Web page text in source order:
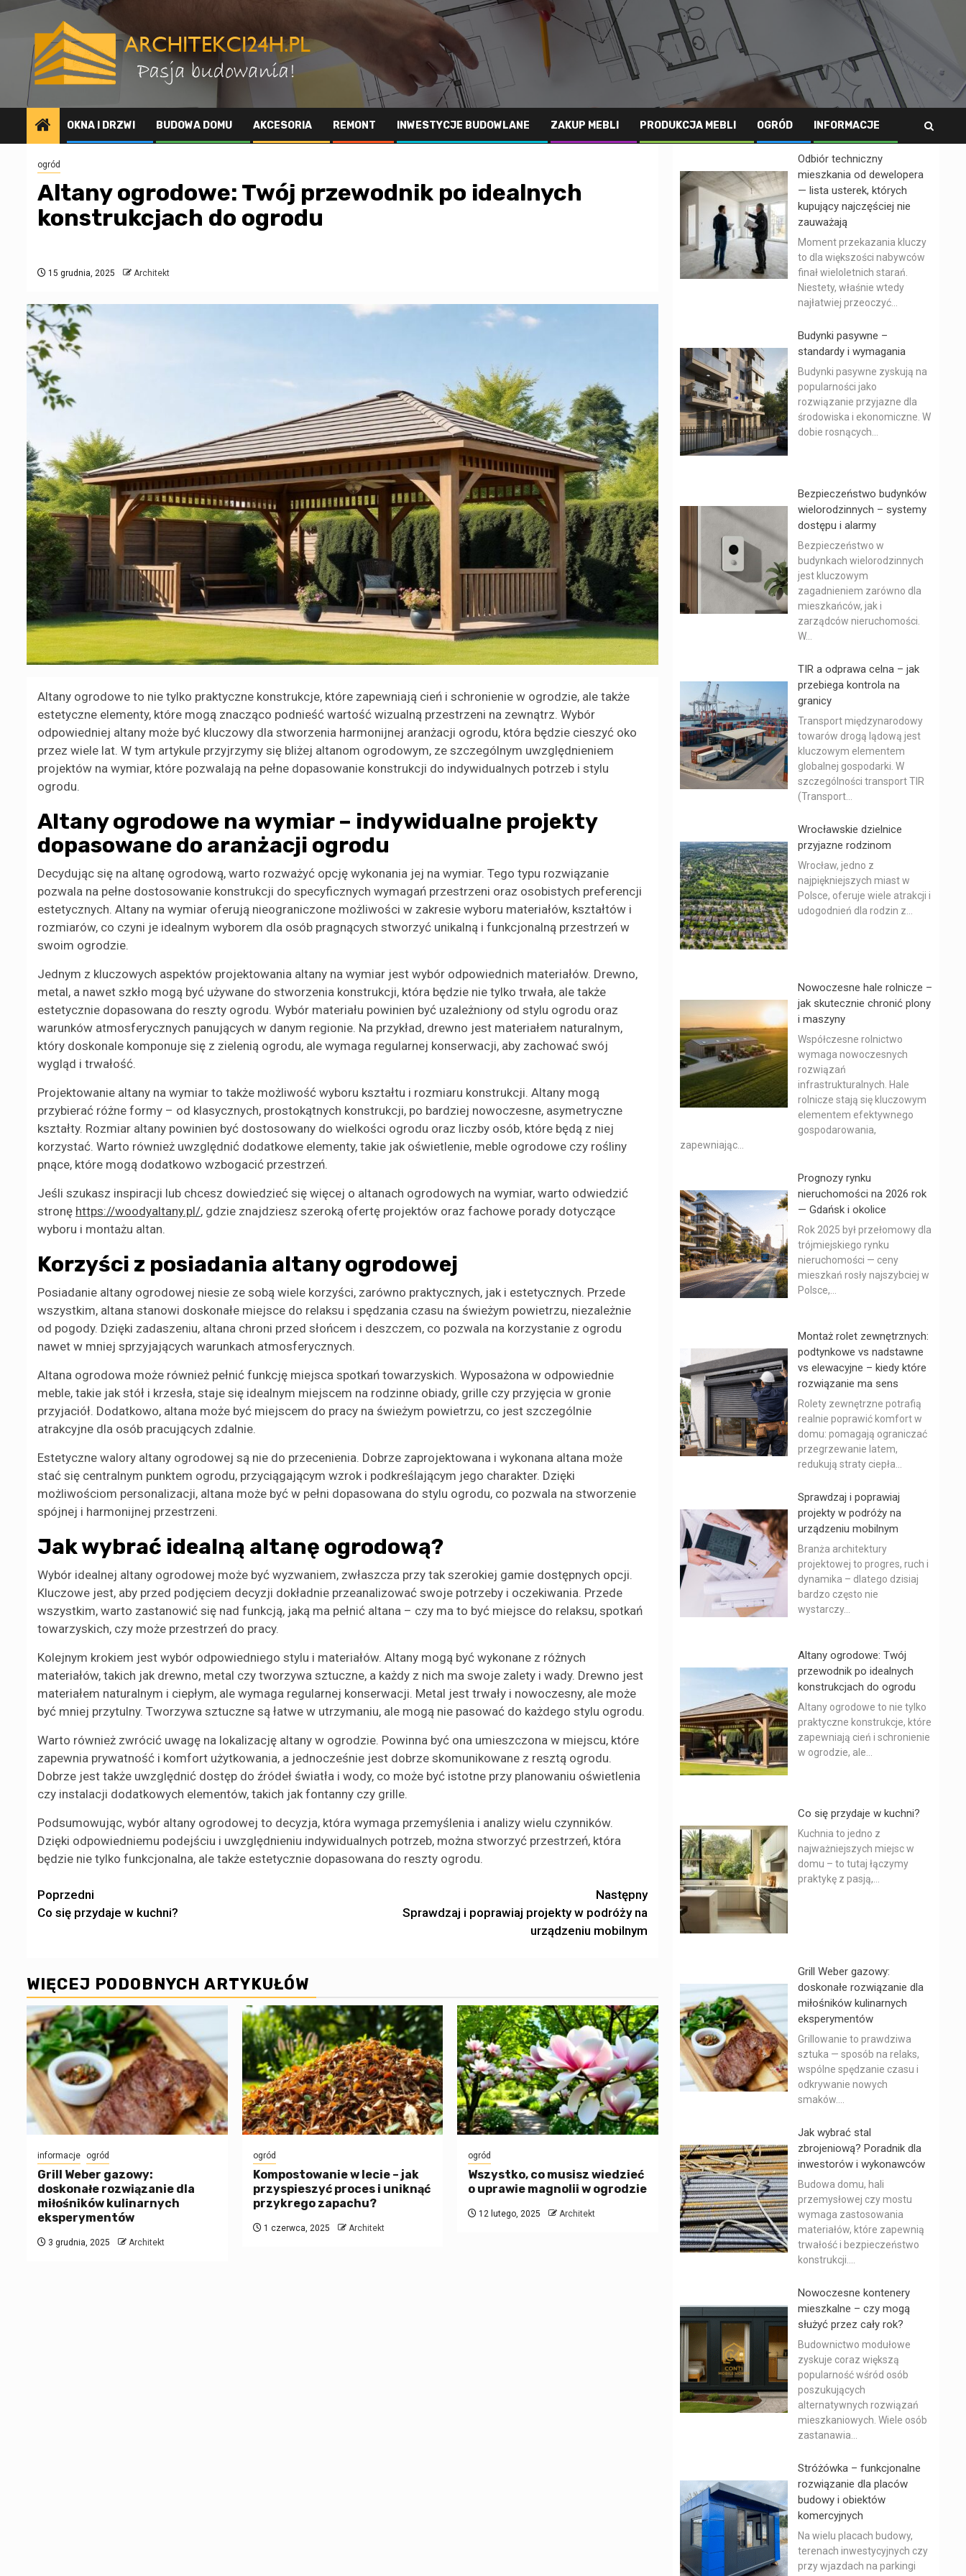
Przejdź
OKNA I DRZWI BUDOWA DOMU AKCESORIA REMONT INWESTYCJE BUDOWLANE ZAKUP MEBLI PRODUKCJA MEBLI OGRÓD INFORMACJE
ogród
Altany ogrodowe: Twój przewodnik po idealnych
konstrukcjach do ogrodu
15 grudnia, 2025 Architekt
Altany ogrodowe to nie tylko praktyczne konstrukcje, które zapewniają cień i schronienie w ogrodzie, ale także
estetyczne elementy, które mogą znacząco podnieść wartość wizualną przestrzeni na zewnątrz. Wybór
odpowiedniej altany może być kluczowy dla stworzenia harmonijnej aranżacji ogrodu, która będzie cieszyć oko
przez wiele lat. W tym artykule przyjrzymy się bliżej altanom ogrodowym, ze szczególnym uwzględnieniem
projektów na wymiar, które pozwalają na pełne dopasowanie konstrukcji do indywidualnych potrzeb i stylu
ogrodu.
Altany ogrodowe na wymiar – indywidualne projekty
dopasowane do aranżacji ogrodu
Decydując się na altanę ogrodową, warto rozważyć opcję wykonania jej na wymiar. Tego typu rozwiązanie
pozwala na pełne dostosowanie konstrukcji do specyficznych wymagań przestrzeni oraz osobistych preferencji
estetycznych. Altany na wymiar oferują nieograniczone możliwości w zakresie wyboru materiałów, kształtów i
rozmiarów, co czyni je idealnym wyborem dla osób pragnących stworzyć unikalną i funkcjonalną przestrzeń w
swoim ogrodzie.
Jednym z kluczowych aspektów projektowania altany na wymiar jest wybór odpowiednich materiałów. Drewno,
metal, a nawet szkło mogą być używane do stworzenia konstrukcji, która będzie nie tylko trwała, ale także
estetycznie dopasowana do reszty ogrodu. Wybór materiału powinien być uzależniony od stylu ogrodu oraz
warunków atmosferycznych panujących w danym regionie. Na przykład, drewno jest materiałem naturalnym,
który doskonale komponuje się z zielenią ogrodu, ale wymaga regularnej konserwacji, aby zachować swój
wygląd i trwałość.
Projektowanie altany na wymiar to także możliwość wyboru kształtu i rozmiaru konstrukcji. Altany mogą
przybierać różne formy – od klasycznych, prostokątnych konstrukcji, po bardziej nowoczesne, asymetryczne
kształty. Rozmiar altany powinien być dostosowany do wielkości ogrodu oraz liczby osób, które będą z niej
korzystać. Warto również uwzględnić dodatkowe elementy, takie jak oświetlenie, meble ogrodowe czy rośliny
pnące, które mogą dodatkowo wzbogacić przestrzeń.
Jeśli szukasz inspiracji lub chcesz dowiedzieć się więcej o altanach ogrodowych na wymiar, warto odwiedzić
stronę https://woodyaltany.pl/, gdzie znajdziesz szeroką ofertę projektów oraz fachowe porady dotyczące
wyboru i montażu altan.
Korzyści z posiadania altany ogrodowej
Posiadanie altany ogrodowej niesie ze sobą wiele korzyści, zarówno praktycznych, jak i estetycznych. Przede
wszystkim, altana stanowi doskonałe miejsce do relaksu i spędzania czasu na świeżym powietrzu, niezależnie
od pogody. Dzięki zadaszeniu, altana chroni przed słońcem i deszczem, co pozwala na korzystanie z ogrodu
nawet w mniej sprzyjających warunkach atmosferycznych.
Altana ogrodowa może również pełnić funkcję miejsca spotkań towarzyskich. Wyposażona w odpowiednie
meble, takie jak stół i krzesła, staje się idealnym miejscem na rodzinne obiady, grille czy przyjęcia w gronie
przyjaciół. Dodatkowo, altana może być miejscem do pracy na świeżym powietrzu, co jest szczególnie
atrakcyjne dla osób pracujących zdalnie.
Estetyczne walory altany ogrodowej są nie do przecenienia. Dobrze zaprojektowana i wykonana altana może
stać się centralnym punktem ogrodu, przyciągającym wzrok i podkreślającym jego charakter. Dzięki
możliwościom personalizacji, altana może być w pełni dopasowana do stylu ogrodu, co pozwala na stworzenie
spójnej i harmonijnej przestrzeni.
Jak wybrać idealną altanę ogrodową?
Wybór idealnej altany ogrodowej może być wyzwaniem, zwłaszcza przy tak szerokiej gamie dostępnych opcji.
Kluczowe jest, aby przed podjęciem decyzji dokładnie przeanalizować swoje potrzeby i oczekiwania. Przede
wszystkim, warto zastanowić się nad funkcją, jaką ma pełnić altana – czy ma to być miejsce do relaksu, spotkań
towarzyskich, czy może przestrzeń do pracy.
Kolejnym krokiem jest wybór odpowiedniego stylu i materiałów. Altany mogą być wykonane z różnych
materiałów, takich jak drewno, metal czy tworzywa sztuczne, a każdy z nich ma swoje zalety i wady. Drewno jest
materiałem naturalnym i ciepłym, ale wymaga regularnej konserwacji. Metal jest trwały i nowoczesny, ale może
być mniej przytulny. Tworzywa sztuczne są łatwe w utrzymaniu, ale mogą nie pasować do każdego stylu ogrodu.
Warto również zwrócić uwagę na lokalizację altany w ogrodzie. Powinna być ona umieszczona w miejscu, które
zapewnia prywatność i komfort użytkowania, a jednocześnie jest dobrze skomunikowane z resztą ogrodu.
Dobrze jest także uwzględnić dostęp do źródeł światła i wody, co może być istotne przy planowaniu oświetlenia
czy instalacji dodatkowych elementów, takich jak fontanny czy grille.
Podsumowując, wybór altany ogrodowej to decyzja, która wymaga przemyślenia i analizy wielu czynników.
Dzięki odpowiedniemu podejściu i uwzględnieniu indywidualnych potrzeb, można stworzyć przestrzeń, która
będzie nie tylko funkcjonalna, ale także estetycznie dopasowana do reszty ogrodu.
Zobacz
wpisy
Poprzedni
Co się przydaje w kuchni?
Następny
Sprawdzaj i poprawiaj projekty w podróży na
urządzeniu mobilnym
WIĘCEJ PODOBNYCH ARTYKUŁÓW
informacje ogród
Grill Weber gazowy:
doskonałe rozwiązanie dla
miłośników kulinarnych
eksperymentów
3 grudnia, 2025 Architekt
ogród
Kompostowanie w lecie – jak
przyspieszyć proces i uniknąć
przykrego zapachu?
1 czerwca, 2025 Architekt
ogród
Wszystko, co musisz wiedzieć
o uprawie magnolii w ogrodzie
12 lutego, 2025 Architekt
Odbiór techniczny
mieszkania od dewelopera
— lista usterek, których
kupujący najczęściej nie
zauważają
Moment przekazania kluczy
to dla większości nabywców
finał wieloletnich starań.
Niestety, właśnie wtedy
najłatwiej przeoczyć...
Budynki pasywne –
standardy i wymagania
Budynki pasywne zyskują na
popularności jako
rozwiązanie przyjazne dla
środowiska i ekonomiczne. W
dobie rosnących...
Bezpieczeństwo budynków
wielorodzinnych – systemy
dostępu i alarmy
Bezpieczeństwo w
budynkach wielorodzinnych
jest kluczowym
zagadnieniem zarówno dla
mieszkańców, jak i
zarządców nieruchomości.
W...
TIR a odprawa celna – jak
przebiega kontrola na
granicy
Transport międzynarodowy
towarów drogą lądową jest
kluczowym elementem
globalnej gospodarki. W
szczególności transport TIR
(Transport...
Wrocławskie dzielnice
przyjazne rodzinom
Wrocław, jedno z
najpiękniejszych miast w
Polsce, oferuje wiele atrakcji i
udogodnień dla rodzin z...
Nowoczesne hale rolnicze –
jak skutecznie chronić plony
i maszyny
Współczesne rolnictwo
wymaga nowoczesnych
rozwiązań
infrastrukturalnych. Hale
rolnicze stają się kluczowym
elementem efektywnego
gospodarowania,
zapewniając...
Prognozy rynku
nieruchomości na 2026 rok
— Gdańsk i okolice
Rok 2025 był przełomowy dla
trójmiejskiego rynku
nieruchomości — ceny
mieszkań rosły najszybciej w
Polsce,...
Montaż rolet zewnętrznych:
podtynkowe vs nadstawne
vs elewacyjne – kiedy które
rozwiązanie ma sens
Rolety zewnętrzne potrafią
realnie poprawić komfort w
domu: pomagają ograniczać
przegrzewanie latem,
redukują straty ciepła...
Sprawdzaj i poprawiaj
projekty w podróży na
urządzeniu mobilnym
Branża architektury
projektowej to progres, ruch i
dynamika – dlatego dzisiaj
bardzo często nie
wystarczy...
Altany ogrodowe: Twój
przewodnik po idealnych
konstrukcjach do ogrodu
Altany ogrodowe to nie tylko
praktyczne konstrukcje, które
zapewniają cień i schronienie
w ogrodzie, ale...
Co się przydaje w kuchni?
Kuchnia to jedno z
najważniejszych miejsc w
domu – to tutaj łączymy
praktykę z pasją,...
Grill Weber gazowy:
doskonałe rozwiązanie dla
miłośników kulinarnych
eksperymentów
Grillowanie to prawdziwa
sztuka — sposób na relaks,
wspólne spędzanie czasu i
odkrywanie nowych
smaków....
Jak wybrać stal
zbrojeniową? Poradnik dla
inwestorów i wykonawców
Budowa domu, hali
przemysłowej czy mostu
wymaga zastosowania
materiałów, które zapewnią
trwałość i bezpieczeństwo
konstrukcji....
Nowoczesne kontenery
mieszkalne – czy mogą
służyć przez cały rok?
Budownictwo modułowe
zyskuje coraz większą
popularność wśród osób
poszukujących
alternatywnych rozwiązań
mieszkaniowych. Wiele osób
zastanawia...
Stróżówka – funkcjonalne
rozwiązanie dla placów
budowy i obiektów
komercyjnych
Na wielu placach budowy,
terenach inwestycyjnych czy
przy wjazdach na parkingi